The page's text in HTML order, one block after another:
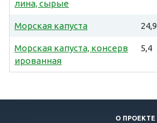
лина, сырые
Морская капуста 24,9
Морская капуста, консерв
ированная
5,4
О ПРОЕКТЕ